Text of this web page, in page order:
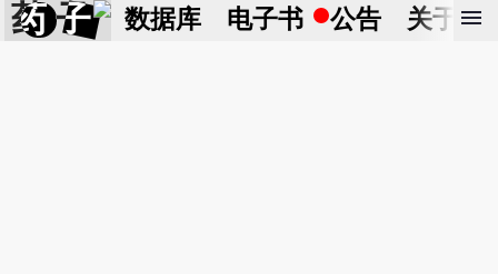
药 子 数据库 电子书 公告 关于 menu